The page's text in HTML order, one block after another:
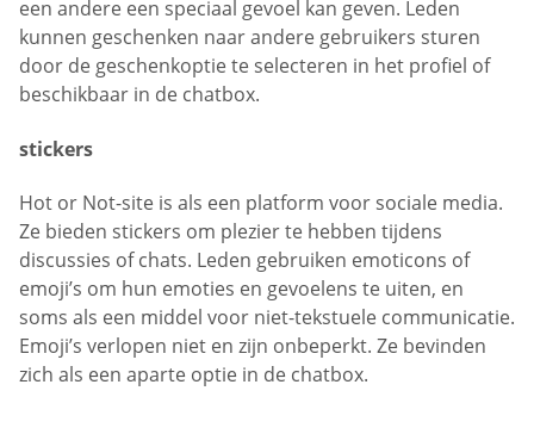
een andere een speciaal gevoel kan geven. Leden
kunnen geschenken naar andere gebruikers sturen
door de geschenkoptie te selecteren in het profiel of
beschikbaar in de chatbox.
stickers
Hot or Not-site is als een platform voor sociale media.
Ze bieden stickers om plezier te hebben tijdens
discussies of chats. Leden gebruiken emoticons of
emoji’s om hun emoties en gevoelens te uiten, en
soms als een middel voor niet-tekstuele communicatie.
Emoji’s verlopen niet en zijn onbeperkt. Ze bevinden
zich als een aparte optie in de chatbox.